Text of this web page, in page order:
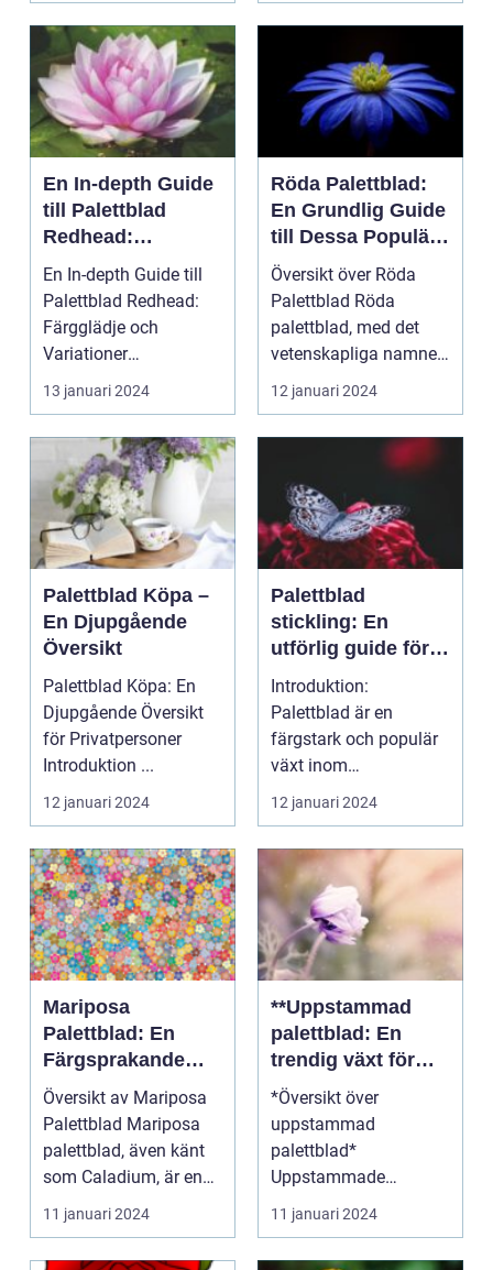
sina vackra blad i
olika färger och
mönster
En In-depth Guide
till Palettblad
Redhead:
Färgglädje och
Variationer
En In-depth Guide till
Palettblad Redhead:
Färgglädje och
Variationer
Introduktion:
Palettblad Redh...
13 januari 2024
Röda Palettblad:
En Grundlig Guide
till Dessa Populära
Växter
Översikt över Röda
Palettblad Röda
palettblad, med det
vetenskapliga namnet
Alternanthera, är en
po...
12 januari 2024
Palettblad Köpa –
En Djupgående
Översikt
Palettblad Köpa: En
Djupgående Översikt
för Privatpersoner
Introduktion ...
12 januari 2024
Palettblad
stickling: En
utförlig guide för
trädgårdsentusiast
er
Introduktion:
Palettblad är en
färgstark och populär
växt inom
trädgårdsodling. De är
kända för sina...
12 januari 2024
Mariposa
Palettblad: En
Färgsprakande
Skönhet för
Hemmet
Översikt av Mariposa
Palettblad Mariposa
palettblad, även känt
som Caladium, är en
växtart som har ...
11 januari 2024
**Uppstammad
palettblad: En
trendig växt för
hem och
trädgård**
*Översikt över
uppstammad
palettblad*
Uppstammade
palettblad har på
senare tid blivit en
populär vä...
11 januari 2024